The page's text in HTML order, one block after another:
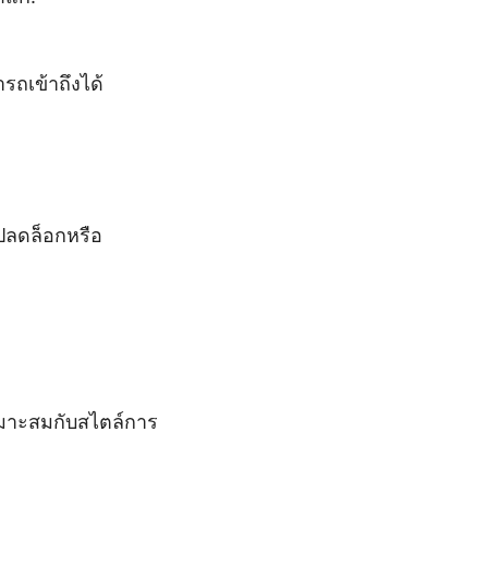
ถเข้าถึงได้
ลดล็อกหรือ
ะสมกับสไตล์การ